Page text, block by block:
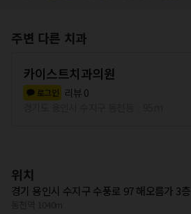
주변 다른 치과
카이스트치과의원
로그인 리뷰 0
위치
경기 용인시 수지구 수풍로 97 해오름가 3층